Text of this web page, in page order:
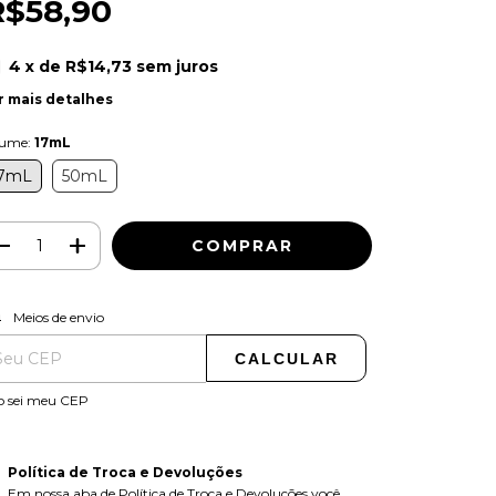
4 x de R$14,73 sem juros
mais detalhes
17mL
50mL
para o CEP:
Meios de envio
CALCULAR
sei meu CEP
Política de Troca e Devoluções